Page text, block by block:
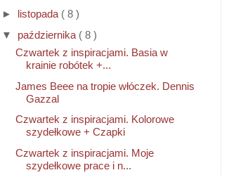
► listopada ( 8 )
▼ października ( 8 )
Czwartek z inspiracjami. Basia w
krainie robótek +...
James Beee na tropie włóczek. Dennis
Gazzal
Czwartek z inspiracjami. Kolorowe
szydełkowe + Czapki
Czwartek z inspiracjami. Moje
szydełkowe prace i n...